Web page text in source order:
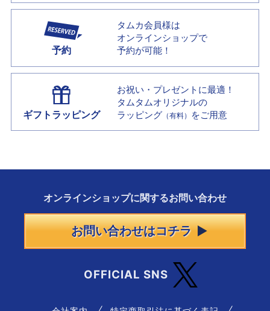
予約
タムカ会員様は
オンラインショップで
予約が可能！
ギフトラッピング
お祝い・プレゼントに最適！
タムタムオリジナルの
ラッピング （有料） をご用意
オンラインショップに関するお問い合わせ
お問い合わせはコチラ
OFFICIAL SNS